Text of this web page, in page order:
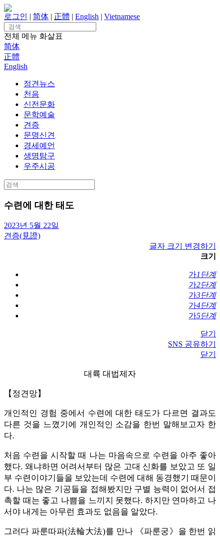
Skip
to
content
로그인 | 简体 | 正體 | English | Vietnamese
Search
for:
전체 메뉴 화살표
简体
正體
English
정견뉴스
천음
신전문화
문학예술
견증
문명신견
경세예언
생명탐구
우주시공
Search
for:
수련에 대한 태도
2023년 5월 22일
견증(見證)
글자 크기 변경하기
크기
가1단계
가2단계
가3단계
가4단계
가5단계
닫기
SNS 공유하기
닫기
대륙 대법제자
【정견망】
개인적인 경험 중에서 수련에 대한 태도가 다르면 결과도
다른 것을 느꼈기에 개인적인 소감을 한번 말해보고자 한
다.
처음 수련을 시작할 때 나는 마음속으로 수련을 아주 좋아
했다. 왜냐하면 어려서부터 많은 고대 신화를 보았고 또 일
부 수련이야기들을 보았는데 수련에 대해 동경했기 때문이
다. 나는 많은 기공들을 접해봤지만 구별 능력이 없어서 접
촉할 때는 좋고 나쁨을 느끼지 못했다. 하지만 연마하고 나
서야 내게는 아무런 효과도 없음을 알았다.
그러다 파룬따파(法輪大法)를 만나 《파룬궁》을 한번 읽